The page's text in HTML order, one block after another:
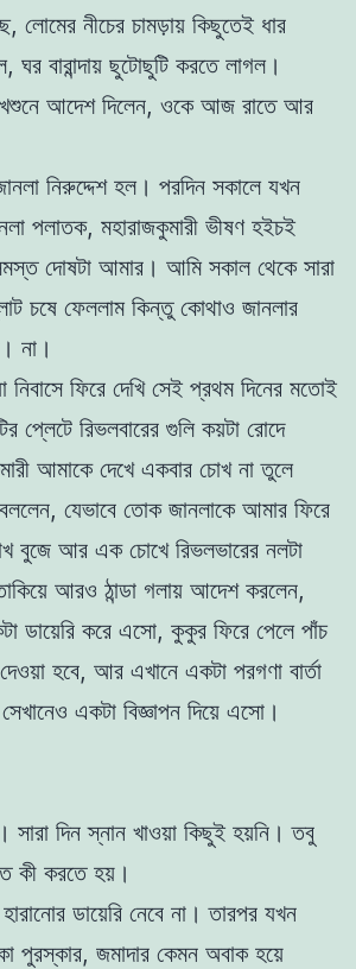
লোমের নীচের চামড়ায় কিছুতেই ধার
ঘর বারান্দায় ছুটোছুটি করতে লাগল।
আদেশ দিলেন, ওকে আজ রাতে আর
নিরুদ্দেশ হল। পরদিন সকালে যখন
পলাতক, মহারাজকুমারী ভীষণ হইচই
দোষটা আমার। আমি সকাল থেকে সারা
চষে ফেললাম কিন্তু কোথাও জানলার
না।
নিবাসে ফিরে দেখি সেই প্রথম দিনের মতোই
প্লেটে রিভলবারের গুলি কয়টা রোদে
আমাকে দেখে একবার চোখ না তুলে
যেভাবে তোক জানলাকে আমার ফিরে
বুজে আর এক চোখে রিভলভারের নলটা
আরও ঠান্ডা গলায় আদেশ করলেন,
ডায়েরি করে এসো, কুকুর ফিরে পেলে পাঁচ
হবে, আর এখানে একটা পরগণা বার্তা
একটা বিজ্ঞাপন দিয়ে এসো।
সারা দিন স্নান খাওয়া কিছুই হয়নি। তবু
কী করতে হয়।
ডায়েরি নেবে না। তারপর যখন
পুরস্কার, জমাদার কেমন অবাক হয়ে